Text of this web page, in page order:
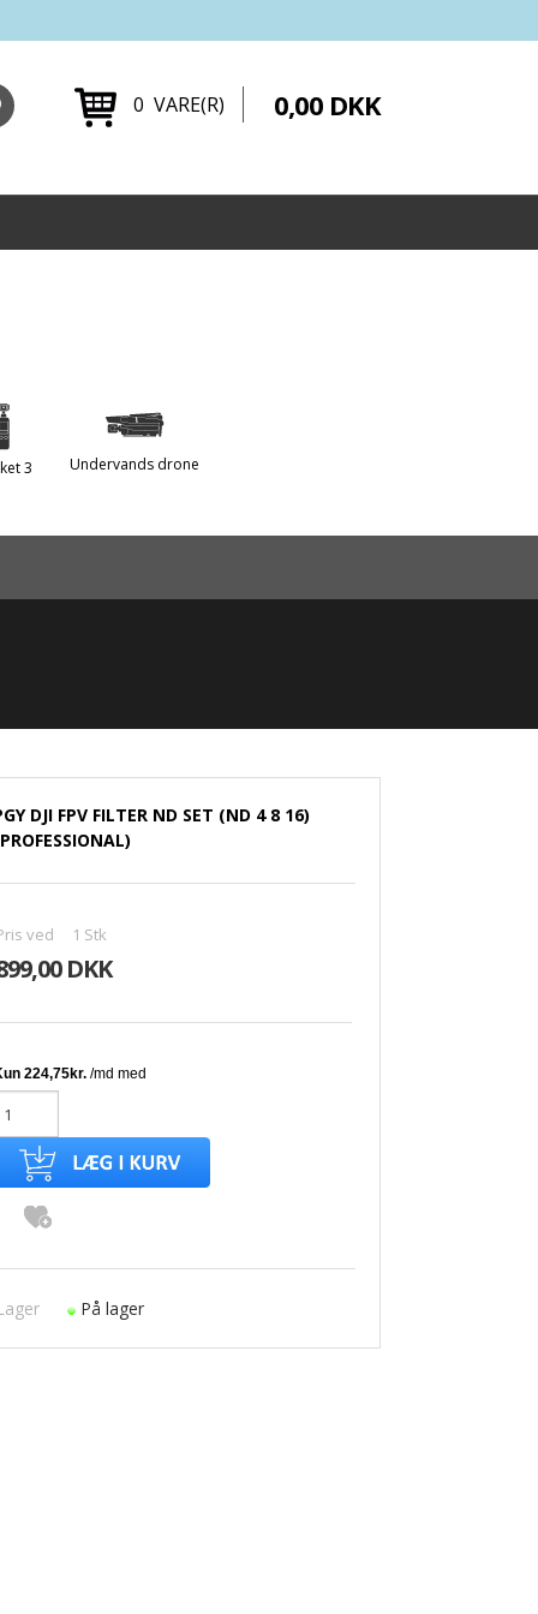
0 VARE(R) 0,00 DKK
3 Undervands drone
DJI FPV FILTER ND SET (ND 4 8 16)
ved 1 Stk
DKK
På lager